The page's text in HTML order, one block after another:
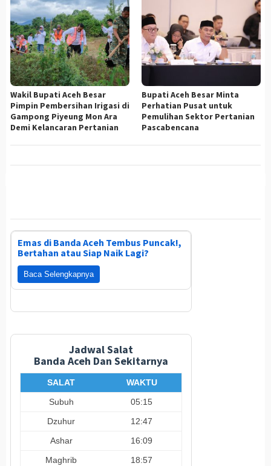
Wakil Bupati Aceh Besar
Pimpin Pembersihan Irigasi di
Gampong Piyeung Mon Ara
Demi Kelancaran Pertanian
Bupati Aceh Besar Minta
Perhatian Pusat untuk
Pemulihan Sektor Pertanian
Pascabencana
Emas di Banda Aceh Tembus Puncak!,
Bertahan atau Siap Naik Lagi?
Baca Selengkapnya
Jadwal Salat
Banda Aceh Dan Sekitarnya
SALAT
WAKTU
Subuh
05:15
Dzuhur
12:47
Ashar
16:09
Maghrib
18:57